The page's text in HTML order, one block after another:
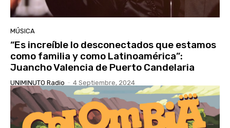
MÚSICA
“Es increíble lo desconectados que estamos
como familia y como Latinoamérica”:
Juancho Valencia de Puerto Candelaria
UNIMINUTO Radio - 4 Septiembre, 2024